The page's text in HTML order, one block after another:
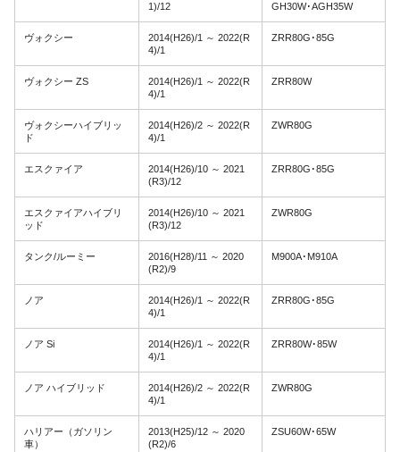
1)/12
GH30W･AGH35W
ヴォクシー
2014(H26)/1 ～ 2022(R
4)/1
ZRR80G･85G
ヴォクシー ZS
2014(H26)/1 ～ 2022(R
4)/1
ZRR80W
ヴォクシーハイブリッ
ド
2014(H26)/2 ～ 2022(R
4)/1
ZWR80G
エスクァイア
2014(H26)/10 ～ 2021
(R3)/12
ZRR80G･85G
エスクァイアハイブリ
ッド
2014(H26)/10 ～ 2021
(R3)/12
ZWR80G
タンク/ルーミー
2016(H28)/11 ～ 2020
(R2)/9
M900A･M910A
ノア
2014(H26)/1 ～ 2022(R
4)/1
ZRR80G･85G
ノア Si
2014(H26)/1 ～ 2022(R
4)/1
ZRR80W･85W
ノア ハイブリッド
2014(H26)/2 ～ 2022(R
4)/1
ZWR80G
ハリアー（ガソリン
車）
2013(H25)/12 ～ 2020
(R2)/6
ZSU60W･65W